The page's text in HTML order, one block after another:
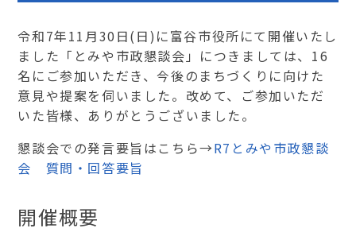
令和7年11月30日(日)に富谷市役所にて開催いたし
ました「とみや市政懇談会」につきましては、16
名にご参加いただき、今後のまちづくりに向けた
意見や提案を伺いました。改めて、ご参加いただ
いた皆様、ありがとうございました。
懇談会での発言要旨はこちら→R7とみや市政懇談
会 質問・回答要旨
開催概要